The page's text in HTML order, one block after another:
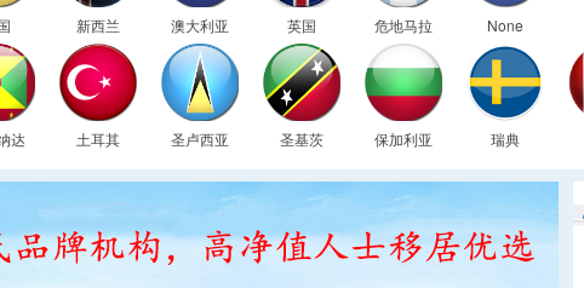
新西兰 澳大利亚 英国 危地马拉 None
达 土耳其 圣卢西亚 圣基茨 保加利亚 瑞典